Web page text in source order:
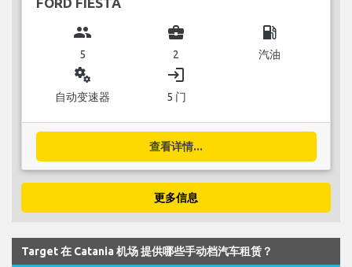
group
5
business_center
2
local_gas_station
汽油
miscellaneous_services
自动变速器
login
5 门
查看详情...
更多信息
Target 在 Catania 机场 提供哪些手动档汽车租赁？